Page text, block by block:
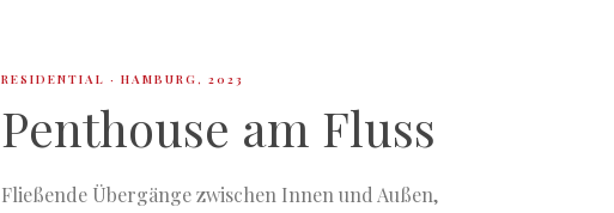
RESIDENTIAL · HAMBURG, 2023
Penthouse am Fluss
Fließende Übergänge zwischen Innen und Außen,